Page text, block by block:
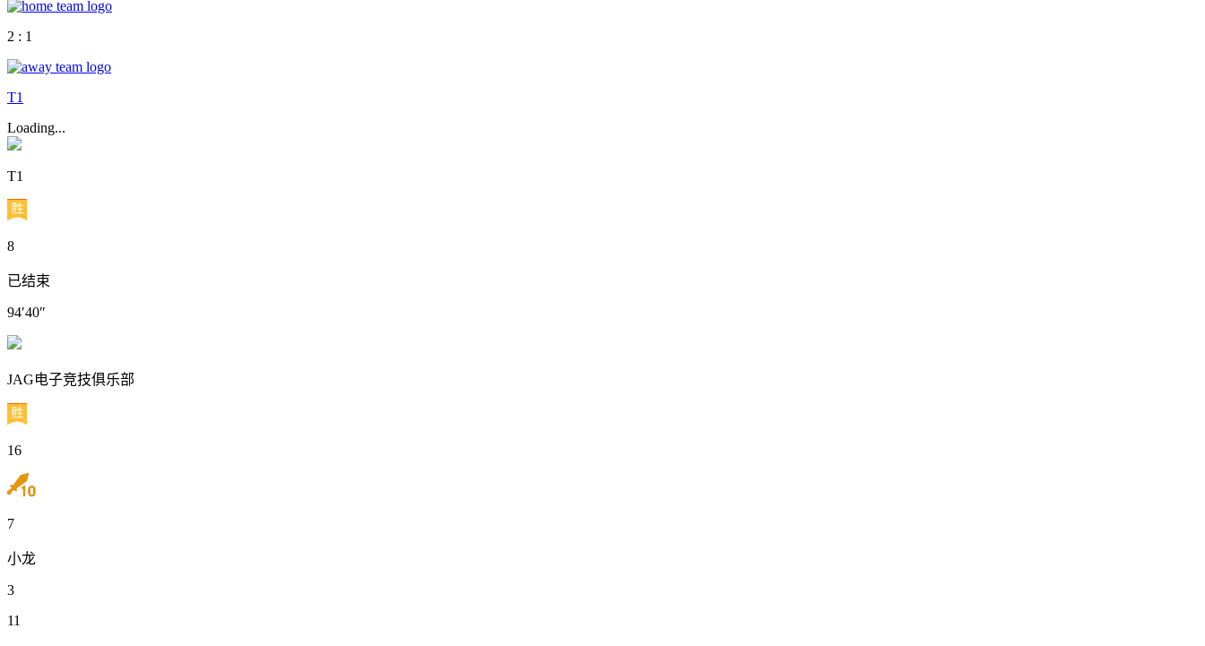
2 : 1
T1
Loading...
T1
8
已结束
94′40″
JAG电子竞技俱乐部
16
7
小龙
3
11